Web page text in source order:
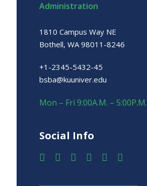
Administration
1810 Campus Way NE
Bothell, WA 98011-8246
+1-2345-5432-45
bsba@kuuniver.edu
Mon – Fri 9:00A.M. – 5:00P.M.
Social Info